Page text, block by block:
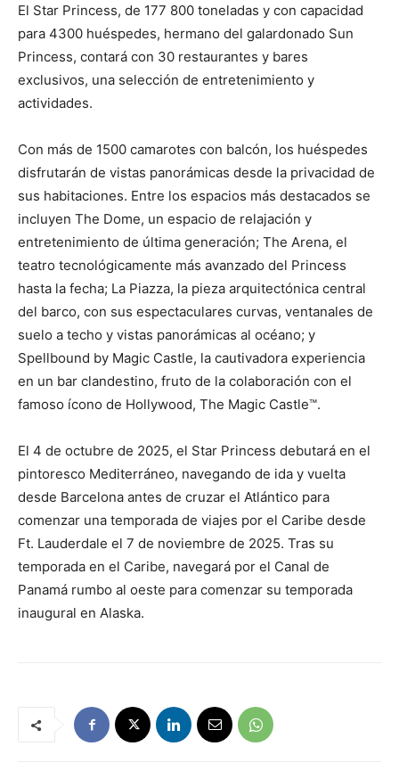
El Star Princess, de 177 800 toneladas y con capacidad
para 4300 huéspedes, hermano del galardonado Sun
Princess, contará con 30 restaurantes y bares
exclusivos, una selección de entretenimiento y
actividades.
Con más de 1500 camarotes con balcón, los huéspedes
disfrutarán de vistas panorámicas desde la privacidad de
sus habitaciones. Entre los espacios más destacados se
incluyen The Dome, un espacio de relajación y
entretenimiento de última generación; The Arena, el
teatro tecnológicamente más avanzado del Princess
hasta la fecha; La Piazza, la pieza arquitectónica central
del barco, con sus espectaculares curvas, ventanales de
suelo a techo y vistas panorámicas al océano; y
Spellbound by Magic Castle, la cautivadora experiencia
en un bar clandestino, fruto de la colaboración con el
famoso ícono de Hollywood, The Magic Castle™.
El 4 de octubre de 2025, el Star Princess debutará en el
pintoresco Mediterráneo, navegando de ida y vuelta
desde Barcelona antes de cruzar el Atlántico para
comenzar una temporada de viajes por el Caribe desde
Ft. Lauderdale el 7 de noviembre de 2025. Tras su
temporada en el Caribe, navegará por el Canal de
Panamá rumbo al oeste para comenzar su temporada
inaugural en Alaska.